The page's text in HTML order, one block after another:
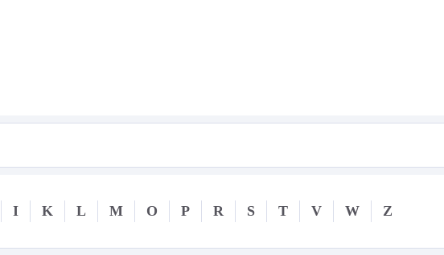
I K L M O P R S T V W Z